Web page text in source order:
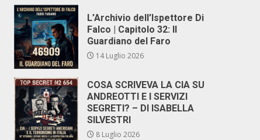
L’Archivio dell’Ispettore Di
Falco | Capitolo 32: Il
Guardiano del Faro
14 Luglio 2026
COSA SCRIVEVA LA CIA SU
ANDREOTTI E I SERVIZI
SEGRETI? – DI ISABELLA
SILVESTRI
8 Luglio 2026